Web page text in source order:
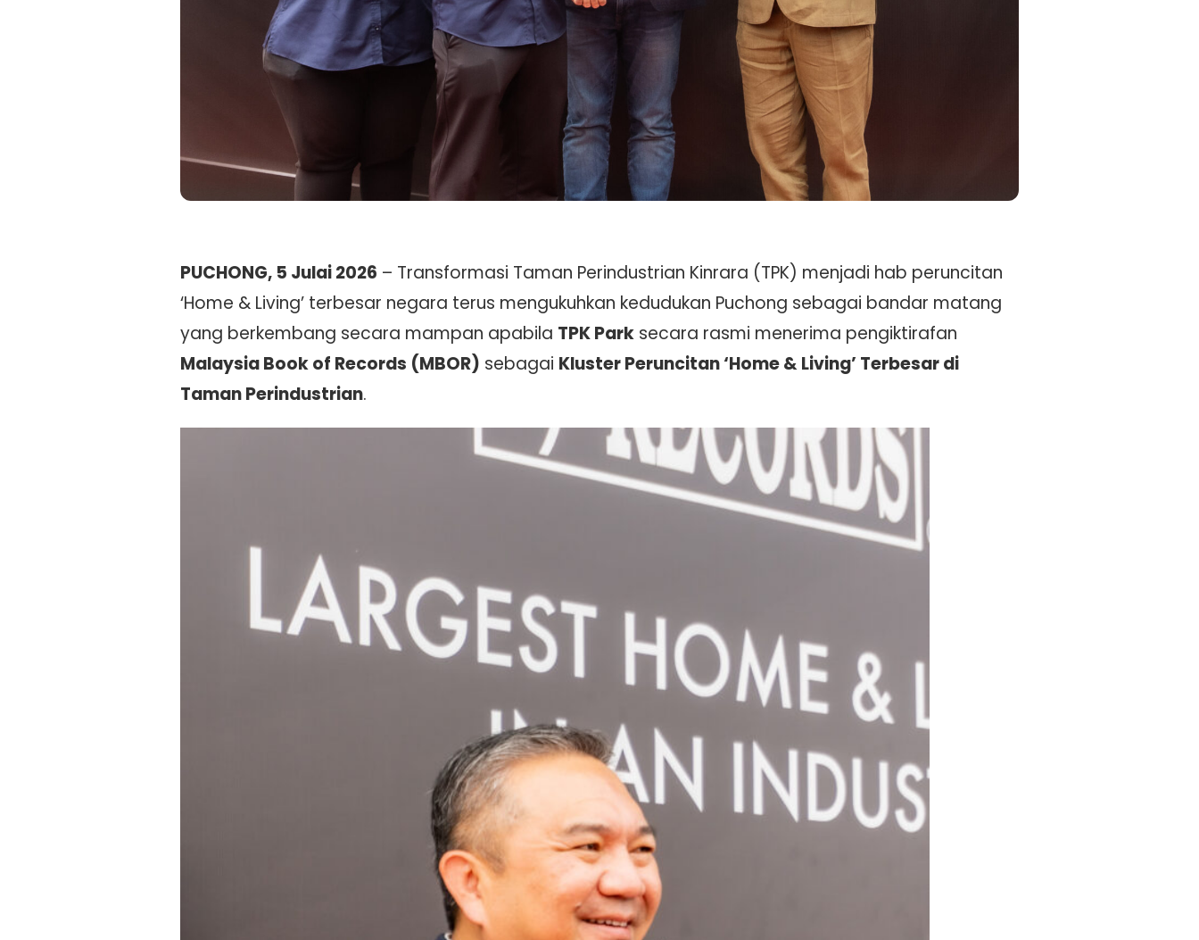
PUCHONG, 5 Julai 2026 – Transformasi Taman Perindustrian Kinrara (TPK) menjadi hab peruncitan
‘Home & Living’ terbesar negara terus mengukuhkan kedudukan Puchong sebagai bandar matang
yang berkembang secara mampan apabila TPK Park secara rasmi menerima pengiktirafan
Malaysia Book of Records (MBOR) sebagai Kluster Peruncitan ‘Home & Living’ Terbesar di
Taman Perindustrian.